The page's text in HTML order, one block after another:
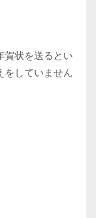
賀状を送るとい
をしていません